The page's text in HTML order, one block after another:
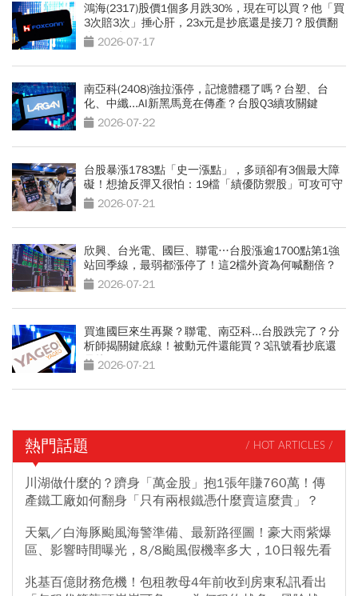
鴻海(2317)股價1個多月跌30%，現在可以買？他「買
3次賠3次」捶心肝，23x元是抄底還是接刀？股價翻
身2關鍵
2026-07-17
南亞科(2408)強拉漲停，記憶體穩了嗎？台塑、台
化、中纖...AI新黑馬竟在傳產？台股Q3續攻關鍵
2026-07-22
台股暴漲1783點「史一漲點」，多頭卻有3個最大障
礙！想搶反彈又很怕：19檔「績優防禦股」可攻可守
2026-07-21
欣興、台光電、國巨、聯電…台股漲逾1700點第1強
站回季線，最弱都漲停了！這2檔外資為何喊翻倍？
2026-07-21
買進國巨來生再聚？聯電、南亞科...台股跌完了？分
析師揭關鍵底線！被動元件還能買？3訊號看抄底還
是接刀
2026-07-21
熱門話題 / HOT ARTICLES /
川湖做什麼的？躋身「萬金股」抱1張年賺760萬！傳
產鐵工廠如何翻身「只有兩根鐵憑什麼賣這麼貴」？
天氣／白海豚颱風海警準備、最新路徑圖！豪大雨紫爆
區、影響時間曝光，8/8颱風假機率多大，10日報先看
兆基百億財務危機！包租教母4年前收到房東私訊看出